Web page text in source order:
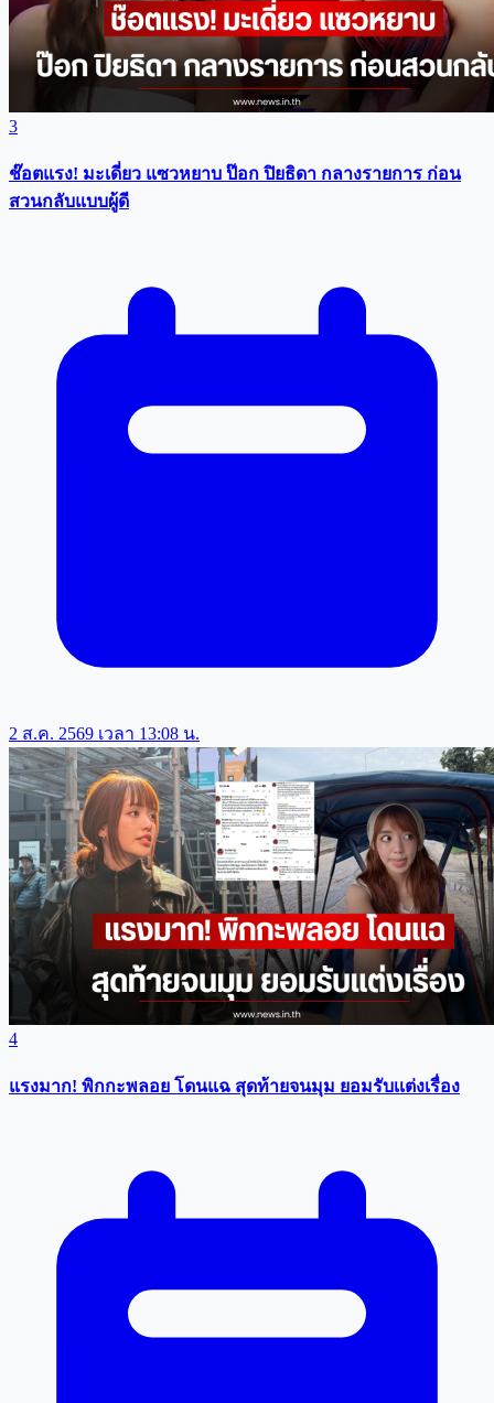
3
ช๊อตแรง! มะเดี่ยว แซวหยาบ ป๊อก ปิยธิดา กลางรายการ ก่อน
สวนกลับแบบผู้ดี
2 ส.ค. 2569 เวลา 13:08 น.
4
แรงมาก! พิกกะพลอย โดนแฉ สุดท้ายจนมุม ยอมรับเเต่งเรื่อง